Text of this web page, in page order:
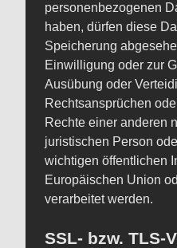
personenbezogenen
haben, dürfen diese
Speicherung
Einwilligung oder zur
Ausübung oder
Rechtsansprüchen
Rechte einer anderen
juristischen Person
wichtigen öffentlichen
Europäischen Union
verarbeitet werden.
SSL- bzw. TLS-